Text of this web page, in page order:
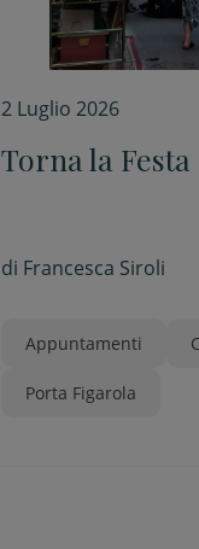
2 Luglio 2026
Torna la
di Francesca Siroli
Appuntamenti
Porta Figarola